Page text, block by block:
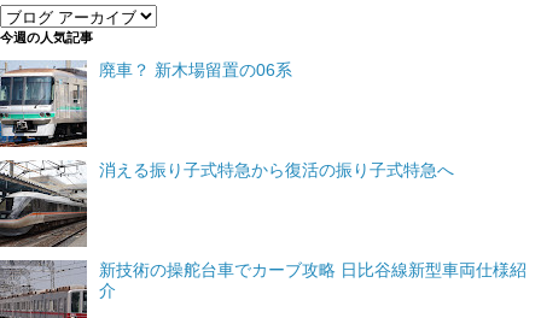
今週の人気記事
廃車？ 新木場留置の06系
消える振り子式特急から復活の振り子式特急へ
新技術の操舵台車でカーブ攻略 日比谷線新型車両仕様紹
介